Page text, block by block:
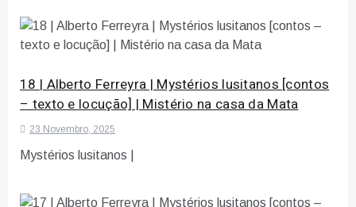
18 | Alberto Ferreyra | Mystérios lusitanos [contos
– texto e locução] | Mistério na casa da Mata
23 Novembro, 2025
Mystérios lusitanos |